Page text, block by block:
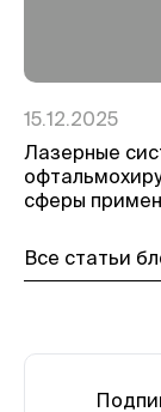
15.12.2025
Лазерные
сферы
Все статьи